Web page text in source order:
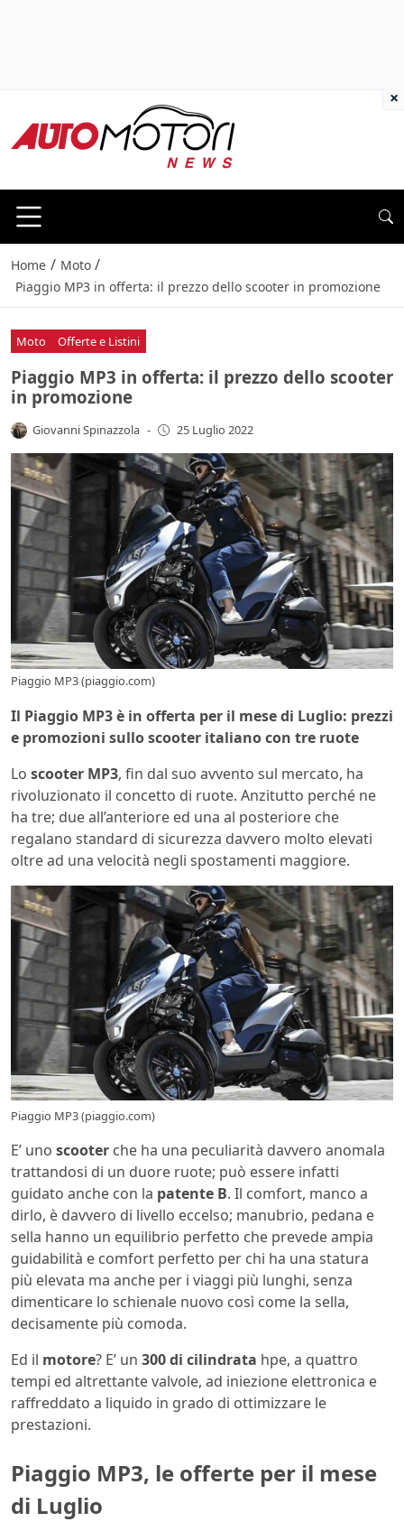
Home / Moto /
Piaggio MP3 in offerta: il prezzo dello scooter in promozione
Moto Offerte e Listini
Piaggio MP3 in offerta: il prezzo dello scooter
in promozione
Giovanni Spinazzola - 25 Luglio 2022
Piaggio MP3 (piaggio.com)
Il Piaggio MP3 è in offerta per il mese di Luglio: prezzi
e promozioni sullo scooter italiano con tre ruote
Lo scooter MP3, fin dal suo avvento sul mercato, ha
rivoluzionato il concetto di ruote. Anzitutto perché ne
ha tre; due all’anteriore ed una al posteriore che
regalano standard di sicurezza davvero molto elevati
oltre ad una velocità negli spostamenti maggiore.
Piaggio MP3 (piaggio.com)
E’ uno scooter che ha una peculiarità davvero anomala
trattandosi di un duore ruote; può essere infatti
guidato anche con la patente B. Il comfort, manco a
dirlo, è davvero di livello eccelso; manubrio, pedana e
sella hanno un equilibrio perfetto che prevede ampia
guidabilità e comfort perfetto per chi ha una statura
più elevata ma anche per i viaggi più lunghi, senza
dimenticare lo schienale nuovo così come la sella,
decisamente più comoda.
Ed il motore? E’ un 300 di cilindrata hpe, a quattro
tempi ed altrettante valvole, ad iniezione elettronica e
raffreddato a liquido in grado di ottimizzare le
prestazioni.
Piaggio MP3, le offerte per il mese
di Luglio
×